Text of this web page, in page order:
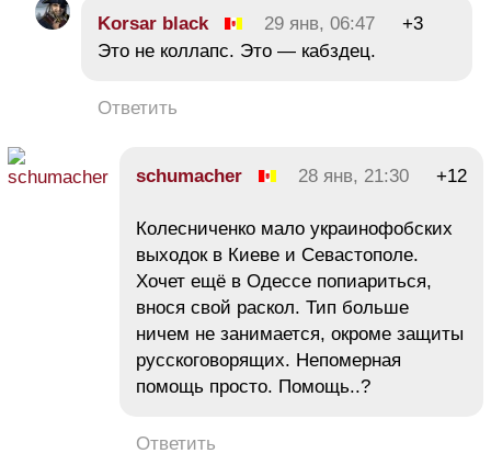
Korsar black 29 янв, 06:47
+3
Это не коллапс. Это — кабздец.
Ответить
schumacher 28 янв, 21:30 +12
Колесниченко мало украинофобских
выходок в Киеве и Севастополе.
Хочет ещё в Одессе попиариться,
внося свой раскол. Тип больше
ничем не занимается, окроме защиты
русскоговорящих. Непомерная
помощь просто. Помощь..?
Ответить